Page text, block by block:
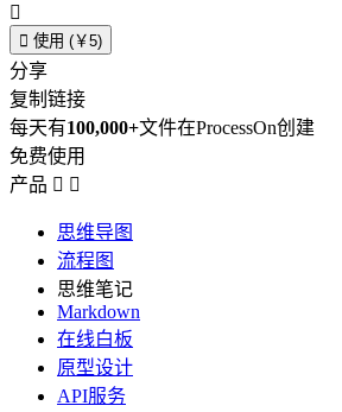

 使用 (￥5)
分享
复制链接
每天有100,000+文件在ProcessOn创建
免费使用
产品  
思维导图
流程图
思维笔记
Markdown
在线白板
原型设计
API服务